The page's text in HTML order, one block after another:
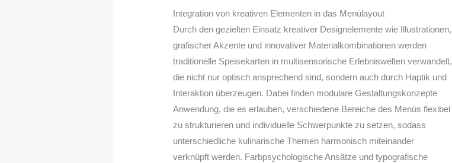
Integration von kreativen Elementen in das Menülayout
Durch den gezielten Einsatz kreativer Designelemente wie Illustrationen,
grafischer Akzente und innovativer Materialkombinationen werden
traditionelle Speisekarten in multisensorische Erlebniswelten verwandelt,
die nicht nur optisch ansprechend sind, sondern auch durch Haptik und
Interaktion überzeugen. Dabei finden modulare Gestaltungskonzepte
Anwendung, die es erlauben, verschiedene Bereiche des Menüs flexibel
zu strukturieren und individuelle Schwerpunkte zu setzen, sodass
unterschiedliche kulinarische Themen harmonisch miteinander
verknüpft werden. Farbpsychologische Ansätze und typografische